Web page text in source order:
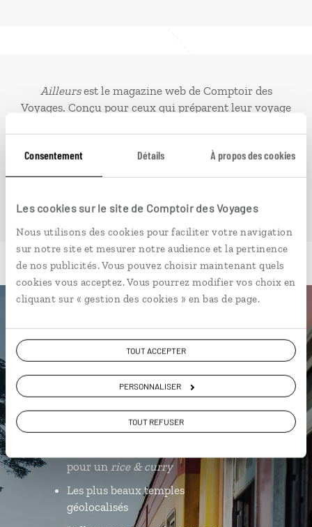
Consentement Détails À propos des cookies
Les cookies sur le site de Comptoir des Voyages
Nous utilisons des cookies pour faciliter votre navigation
sur notre site et mesurer notre audience et la pertinence
de nos publicités. Vous pouvez choisir maintenant quels
cookies vous acceptez. Vous pourrez modifier vos choix en
cliquant sur « gestion des cookies » en bas de page.
TOUT ACCEPTER
PERSONNALISER
TOUT REFUSER
Ailleursest le magazine web de Comptoir des
Voyages. Conçu pour ceux qui préparent leur voyage
irrésistible envie d’aller voir ailleurs.
Luciole,
l'appli qui vous guide au Sri
Lanka
L’itinéraire vers votrewatch-hut
pour un rice & curry
Les plus beaux temples
géolocalisés